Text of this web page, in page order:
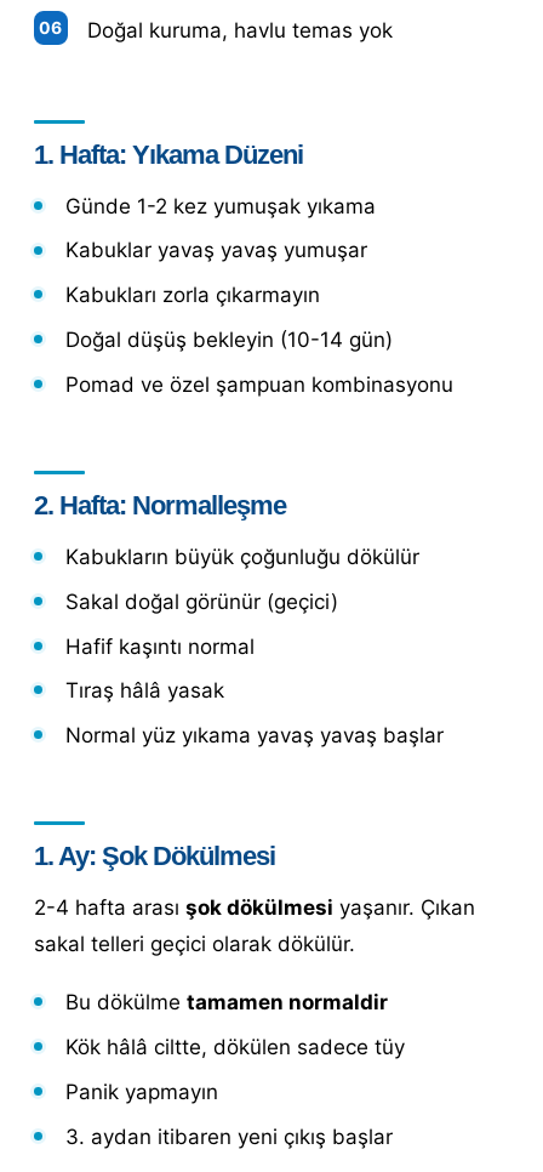
Doğal kuruma, havlu temas yok
1. Hafta: Yıkama Düzeni
Günde 1-2 kez yumuşak yıkama
Kabuklar yavaş yavaş yumuşar
Kabukları zorla çıkarmayın
Doğal düşüş bekleyin (10-14 gün)
Pomad ve özel şampuan kombinasyonu
2. Hafta: Normalleşme
Kabukların büyük çoğunluğu dökülür
Sakal doğal görünür (geçici)
Hafif kaşıntı normal
Tıraş hâlâ yasak
Normal yüz yıkama yavaş yavaş başlar
1. Ay: Şok Dökülmesi
2-4 hafta arası şok dökülmesi yaşanır. Çıkan
sakal telleri geçici olarak dökülür.
Bu dökülme tamamen normaldir
Kök hâlâ ciltte, dökülen sadece tüy
Panik yapmayın
3. aydan itibaren yeni çıkış başlar